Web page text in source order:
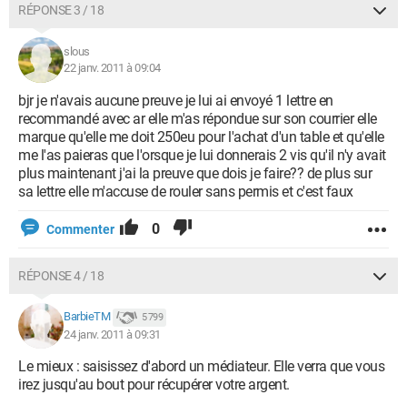
RÉPONSE 3 / 18
slous
22 janv. 2011 à 09:04
bjr je n'avais aucune preuve je lui ai envoyé 1 lettre en
recommandé avec ar elle m'as répondue sur son courrier elle
marque qu'elle me doit 250eu pour l'achat d'un table et qu'elle
me l'as paieras que l'orsque je lui donnerais 2 vis qu'il n'y avait
plus maintenant j'ai la preuve que dois je faire?? de plus sur
sa lettre elle m'accuse de rouler sans permis et c'est faux
Commenter 0
RÉPONSE 4 / 18
BarbieTM 5 799
24 janv. 2011 à 09:31
Le mieux : saisissez d'abord un médiateur. Elle verra que vous
irez jusqu'au bout pour récupérer votre argent.